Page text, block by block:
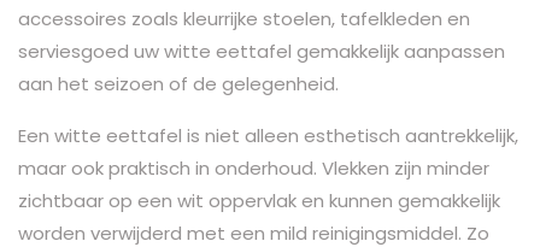
accessoires zoals kleurrijke stoelen, tafelkleden en
serviesgoed uw witte eettafel gemakkelijk aanpassen
aan het seizoen of de gelegenheid.
Een witte eettafel is niet alleen esthetisch aantrekkelijk,
maar ook praktisch in onderhoud. Vlekken zijn minder
zichtbaar op een wit oppervlak en kunnen gemakkelijk
worden verwijderd met een mild reinigingsmiddel. Zo